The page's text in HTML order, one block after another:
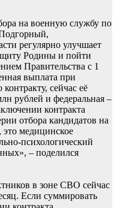
на военную службу по
регулярно улучшает
Родины и пойти
Правительства с 1
выплата при
сейчас её
рублей и федеральная –
контракта
отбора кандидатов на
это медицинское
психологический
– поделился
в зоне СВО сейчас
Если суммировать